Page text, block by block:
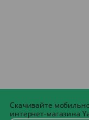
Скачивайте
интернет-магазина